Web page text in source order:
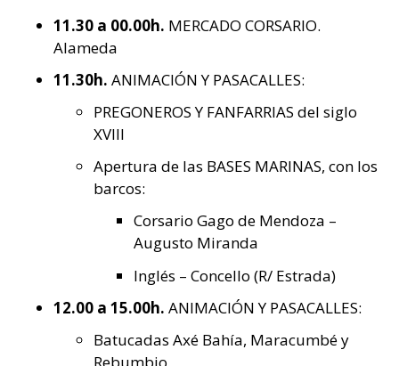
11.30 a 00.00h. MERCADO CORSARIO.
Alameda
11.30h. ANIMACIÓN Y PASACALLES:
PREGONEROS Y FANFARRIAS del siglo
XVIII
Apertura de las BASES MARINAS, con los
barcos:
Corsario Gago de Mendoza –
Augusto Miranda
Inglés – Concello (R/ Estrada)
12.00 a 15.00h. ANIMACIÓN Y PASACALLES:
Batucadas Axé Bahía, Maracumbé y